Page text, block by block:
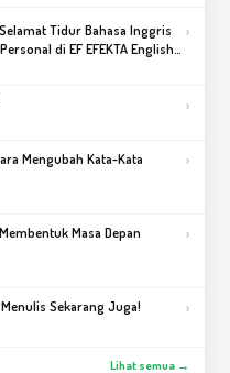
Tidur Bahasa Inggris
di EF EFEKTA English
›
›
Mengubah Kata-Kata
›
Masa Depan
›
Sekarang Juga! ›
Lihat semua →